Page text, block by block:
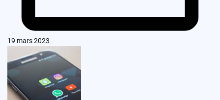
19 mars 2023